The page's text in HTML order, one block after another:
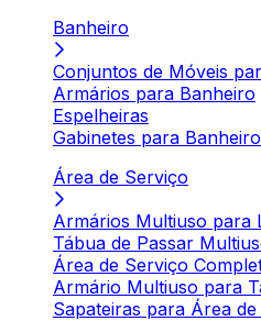
Banheiro
Conjuntos de Móveis
Armários para Banheiro
Espelheiras
Gabinetes para Banheiro
Área de Serviço
Armários Multiuso para
Tábua de Passar
Área de Serviço
Armário Multiuso para
Sapateiras para Área